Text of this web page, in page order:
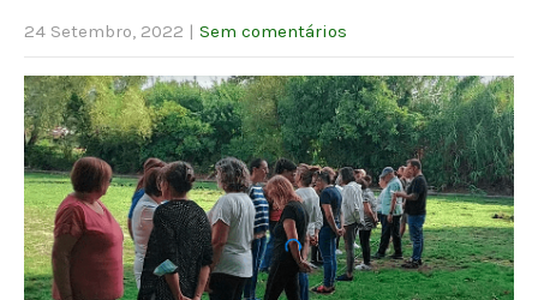
24 Setembro, 2022 | Sem comentários